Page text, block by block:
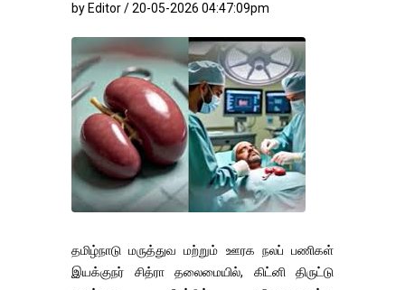
by Editor / 20-05-2026 04:47:09pm
தமிழ்நாடு மருத்துவ மற்றும் ஊரக நலப் பணிகள்
இயக்குநர் சித்ரா தலைமையில், கிட்னி திருட்டு